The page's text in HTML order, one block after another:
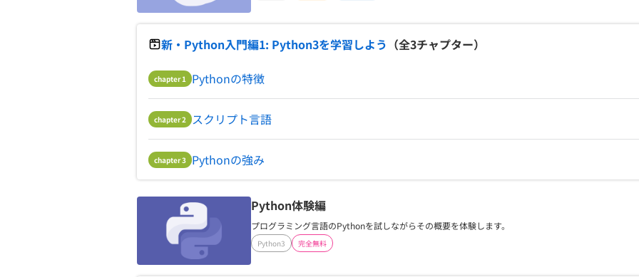
新・Python入門編1: Python3を学習しよう （全3チャプター）
chapter1 Pythonの特徴
chapter2 スクリプト言語
chapter3 Pythonの強み
Python体験編
プログラミング言語のPythonを試しながらその概要を体験します。
Python3 完全無料